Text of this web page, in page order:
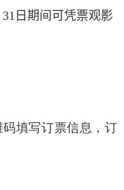
31 日期间可凭票观影
填写订票信息，订